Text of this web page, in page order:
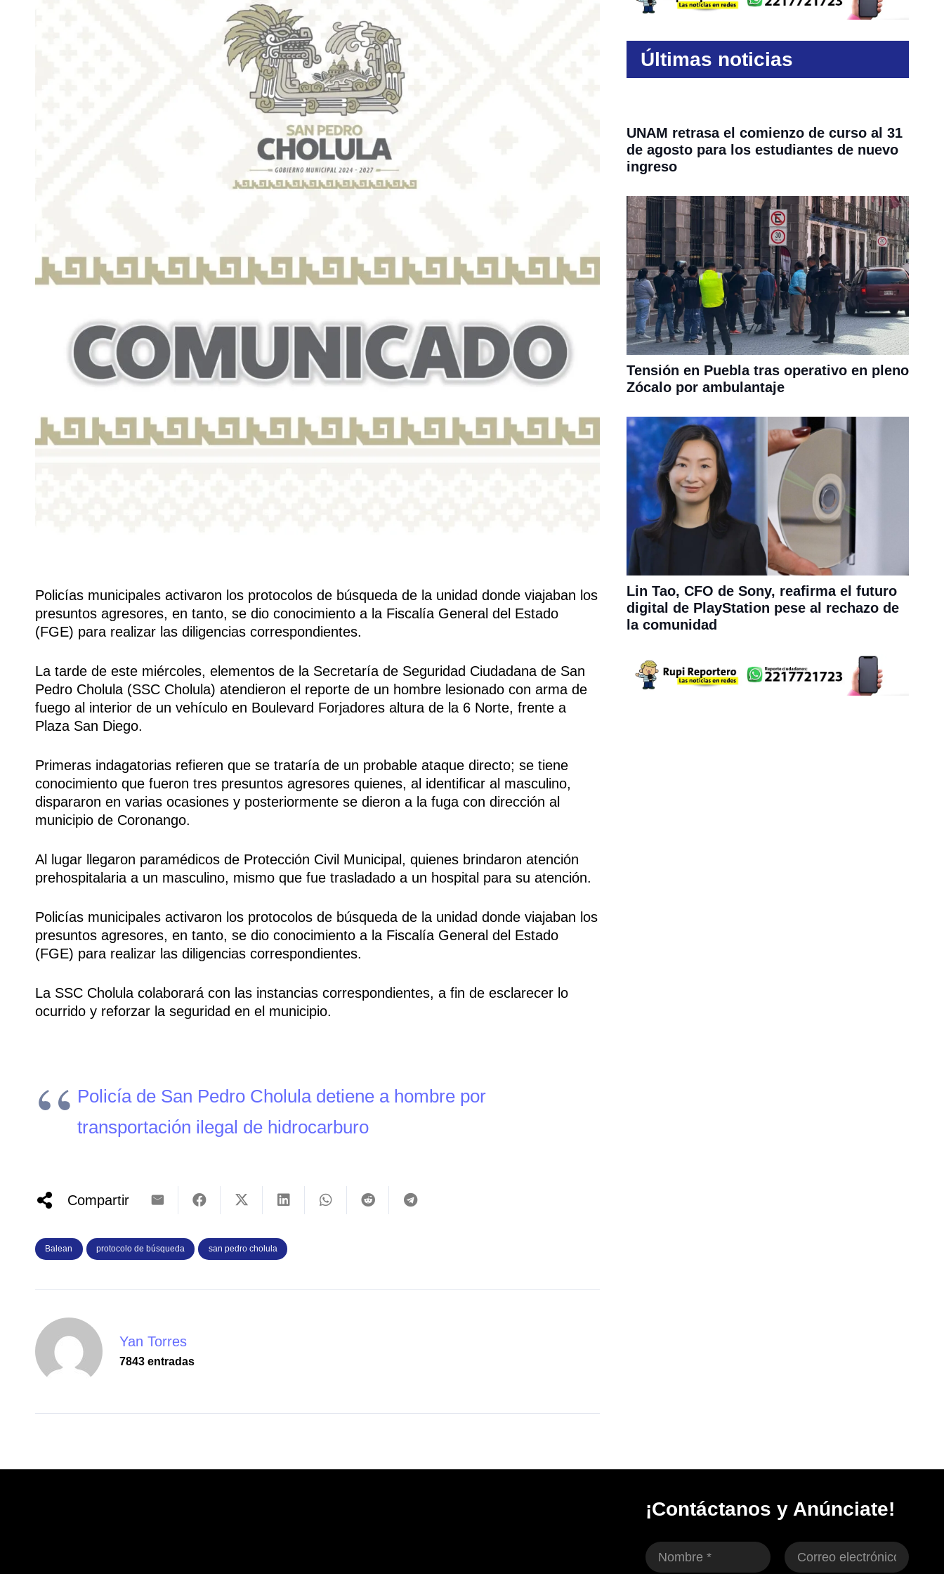
Policías municipales activaron los protocolos de búsqueda de la unidad donde viajaban los
presuntos agresores, en tanto, se dio conocimiento a la Fiscalía General del Estado
(FGE) para realizar las diligencias correspondientes.
La tarde de este miércoles, elementos de la Secretaría de Seguridad Ciudadana de San
Pedro Cholula (SSC Cholula) atendieron el reporte de un hombre lesionado con arma de
fuego al interior de un vehículo en Boulevard Forjadores altura de la 6 Norte, frente a
Plaza San Diego.
Primeras indagatorias refieren que se trataría de un probable ataque directo; se tiene
conocimiento que fueron tres presuntos agresores quienes, al identificar al masculino,
dispararon en varias ocasiones y posteriormente se dieron a la fuga con dirección al
municipio de Coronango.
Al lugar llegaron paramédicos de Protección Civil Municipal, quienes brindaron atención
prehospitalaria a un masculino, mismo que fue trasladado a un hospital para su atención.
Policías municipales activaron los protocolos de búsqueda de la unidad donde viajaban los
presuntos agresores, en tanto, se dio conocimiento a la Fiscalía General del Estado
(FGE) para realizar las diligencias correspondientes.
La SSC Cholula colaborará con las instancias correspondientes, a fin de esclarecer lo
ocurrido y reforzar la seguridad en el municipio.
Policía de San Pedro Cholula detiene a hombre por
transportación ilegal de hidrocarburo
Compartir
Balean protocolo de búsqueda san pedro cholula
Yan Torres
7843 entradas
Últimas noticias
UNAM retrasa el comienzo de curso al 31
de agosto para los estudiantes de nuevo
ingreso
Tensión en Puebla tras operativo en pleno
Zócalo por ambulantaje
Lin Tao, CFO de Sony, reafirma el futuro
digital de PlayStation pese al rechazo de
la comunidad
¡Contáctanos y Anúnciate!